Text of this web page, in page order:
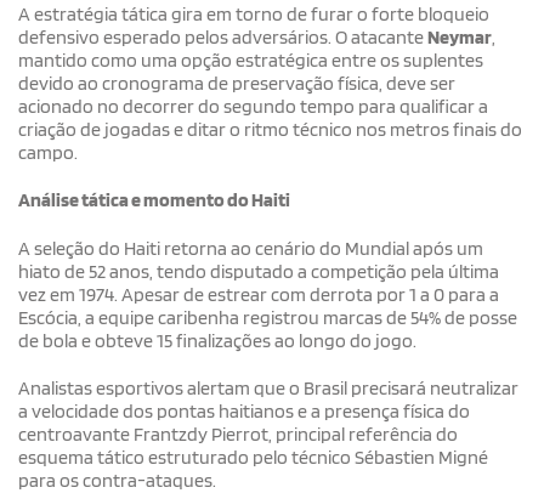
A estratégia tática gira em torno de furar o forte bloqueio
defensivo esperado pelos adversários. O atacanteNeymar,
mantido como uma opção estratégica entre os suplentes
devido ao cronograma de preservação física, deve ser
acionado no decorrer do segundo tempo para qualificar a
criação de jogadas e ditar o ritmo técnico nos metros finais do
campo.
Análise tática e momento do Haiti
A seleção do Haiti retorna ao cenário do Mundial após um
hiato de 52 anos, tendo disputado a competição pela última
vez em 1974. Apesar de estrear com derrota por 1 a 0 para a
Escócia, a equipe caribenha registrou marcas de 54% de posse
de bola e obteve 15 finalizações ao longo do jogo.
Analistas esportivos alertam que o Brasil precisará neutralizar
a velocidade dos pontas haitianos e a presença física do
centroavante Frantzdy Pierrot, principal referência do
esquema tático estruturado pelo técnico Sébastien Migné
para os contra-ataques.